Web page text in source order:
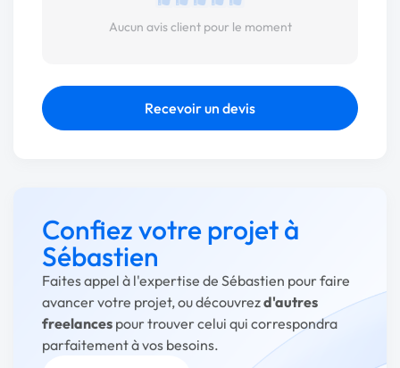
Aucun avis client pour le moment
Recevoir un devis
Confiez votre projet à
Sébastien
Faites appel à l'expertise de Sébastien pour faire
avancer votre projet, ou découvrezd'autres
freelances pour trouver celui qui correspondra
parfaitement à vos besoins.